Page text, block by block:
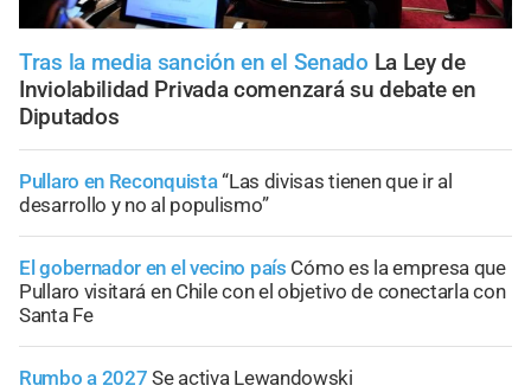
Tras la media sanción en el Senado La Ley de
Inviolabilidad Privada comenzará su debate en
Diputados
Pullaro en Reconquista“Las divisas tienen que ir al
desarrollo y no al populismo”
El gobernador en el vecino país Cómo es la empresa que
Pullaro visitará en Chile con el objetivo de conectarla con
Santa Fe
Rumbo a 2027 Se activa Lewandowski